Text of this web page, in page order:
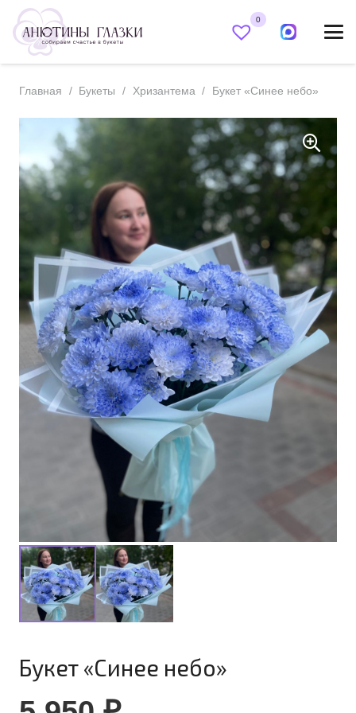
0
Главная / Букеты / Хризантема / Букет «Синее небо»
Букет «Синее небо»